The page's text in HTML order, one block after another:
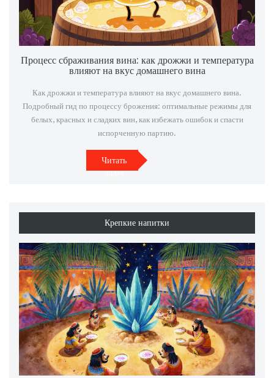
Процесс сбраживания вина: как дрожжи и температура
влияют на вкус домашнего вина
Как дрожжи и температура влияют на вкус домашнего вина.
Подробный гид по процессу брожения: оптимальные режимы для
белых, красных и сладких вин, как избежать ошибок и спасти
испорченную партию.
Читать
далее
Крепкие напитки